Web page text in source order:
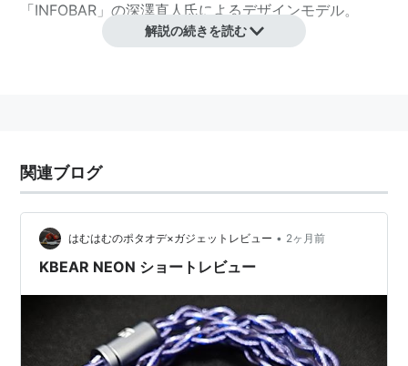
「INFOBAR」の深澤直人氏によるデザインモデル。
neonR2がある。
B-karaやUGAと選曲番号は同じだがそれぞれ曲数は異
なる。
また、neon/BEATneonとBMB BeMAX’Sの配信曲は現在
同じだが、選曲番号が異なる。
解説の続きを読む
関連ブログ
はむはむのポタオデ×ガジェットレビュー • 2ヶ月前
KBEAR NEON ショートレビュー